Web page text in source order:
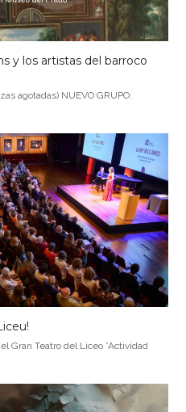
y los artistas del barroco
agotadas) NUEVO GRUPO:
Gran Teatro del Liceo *Actividad